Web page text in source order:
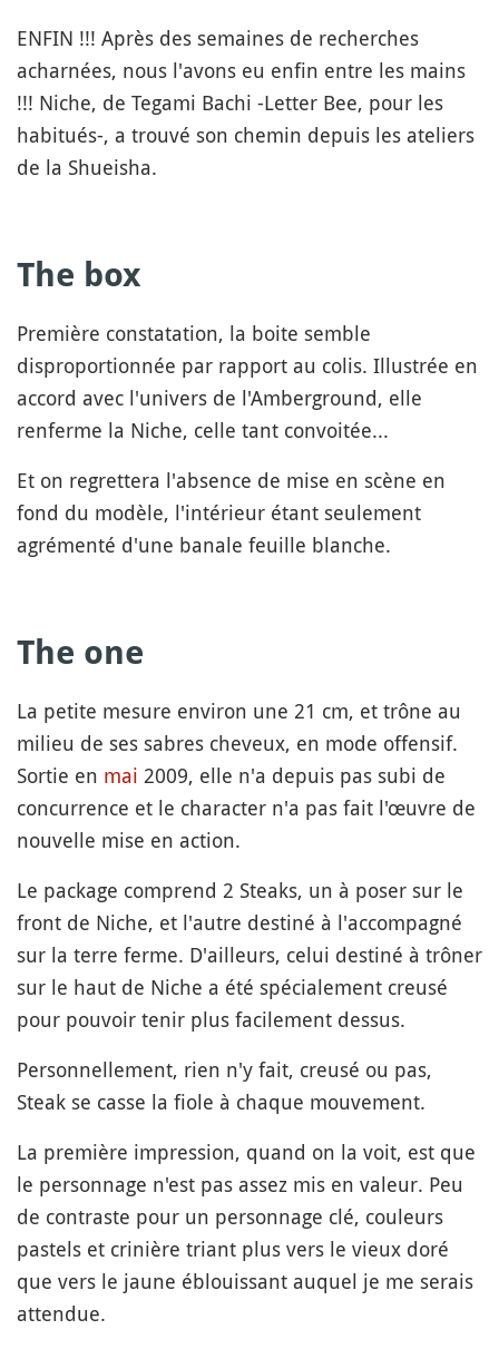
ENFIN !!! Après des semaines de recherches
acharnées, nous l'avons eu enfin entre les mains
!!! Niche, de Tegami Bachi -Letter Bee, pour les
habitués-, a trouvé son chemin depuis les ateliers
de la Shueisha.
The box
Première constatation, la boite semble
disproportionnée par rapport au colis. Illustrée en
accord avec l'univers de l'Amberground, elle
renferme la Niche, celle tant convoitée...
Et on regrettera l'absence de mise en scène en
fond du modèle, l'intérieur étant seulement
agrémenté d'une banale feuille blanche.
The one
La petite mesure environ une 21 cm, et trône au
milieu de ses sabres cheveux, en mode offensif.
Sortie en mai 2009, elle n'a depuis pas subi de
concurrence et le character n'a pas fait l'œuvre de
nouvelle mise en action.
Le package comprend 2 Steaks, un à poser sur le
front de Niche, et l'autre destiné à l'accompagné
sur la terre ferme. D'ailleurs, celui destiné à trôner
sur le haut de Niche a été spécialement creusé
pour pouvoir tenir plus facilement dessus.
Personnellement, rien n'y fait, creusé ou pas,
Steak se casse la fiole à chaque mouvement.
La première impression, quand on la voit, est que
le personnage n'est pas assez mis en valeur. Peu
de contraste pour un personnage clé, couleurs
pastels et crinière triant plus vers le vieux doré
que vers le jaune éblouissant auquel je me serais
attendue.